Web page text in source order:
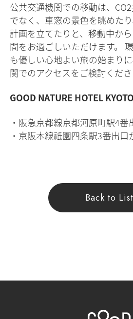
公共交通機関での移動は、
でなく、車窓の景色を眺めた
計画を立てたりと、移動中か
間をお過ごしいただけます。
も優しい心地よい旅の始まり
関でのアクセスをご検討くださ
GOOD NATURE HOTEL
・阪急京都線京都河原町駅4
・京阪本線祇園四条駅3番出口
Back to List